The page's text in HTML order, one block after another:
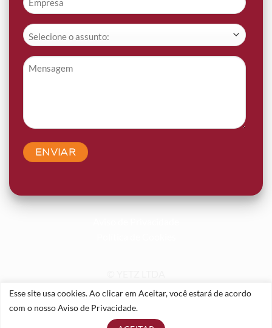
Esse site usa cookies. Ao clicar em Aceitar, você estará de acordo
com o nosso Aviso de Privacidade.
*
Assunto
*
Mensagem
Todos os direitos reservados.
Desenvolvido por